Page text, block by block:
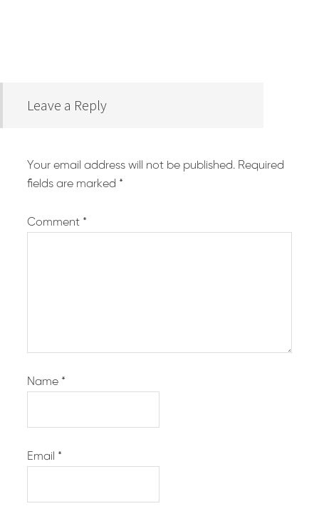
Leave a Reply
Your email address will not be published. Required
fields are marked *
Comment *
Name *
Email *